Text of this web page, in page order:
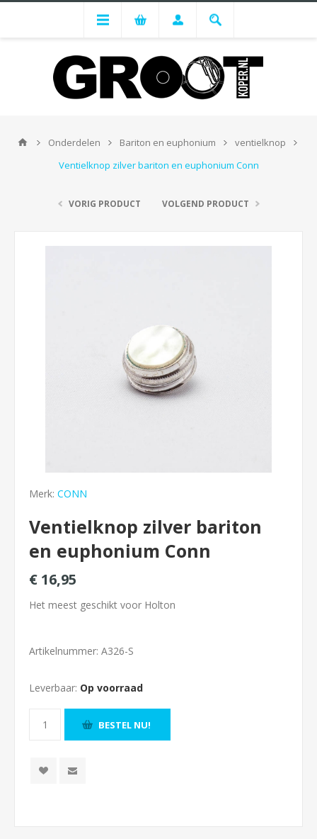
Onderdelen Bariton en euphonium
ventielknop
Ventielknop zilver bariton en euphonium Conn
VORIG PRODUCT VOLGEND PRODUCT
Merk: CONN
Ventielknop zilver bariton
en euphonium Conn
€ 16,95
Het meest geschikt voor Holton
Artikelnummer: A326-S
Leverbaar: Op voorraad
BESTEL NU!